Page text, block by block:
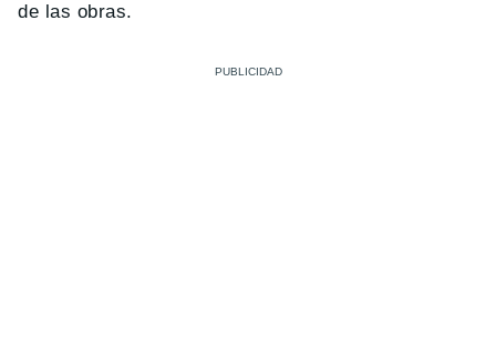
de las obras.